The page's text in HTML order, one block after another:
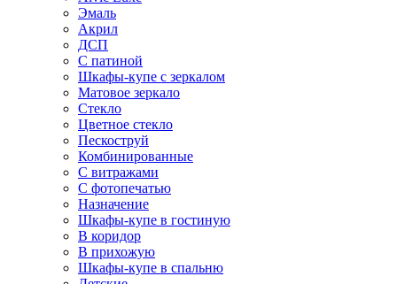
Эмаль
Акрил
ДСП
С патиной
Шкафы-купе с зеркалом
Матовое зеркало
Стекло
Цветное стекло
Пескоструй
Комбинированные
С витражами
С фотопечатью
Назначение
Шкафы-купе в гостиную
В коридор
В прихожую
Шкафы-купе в спальню